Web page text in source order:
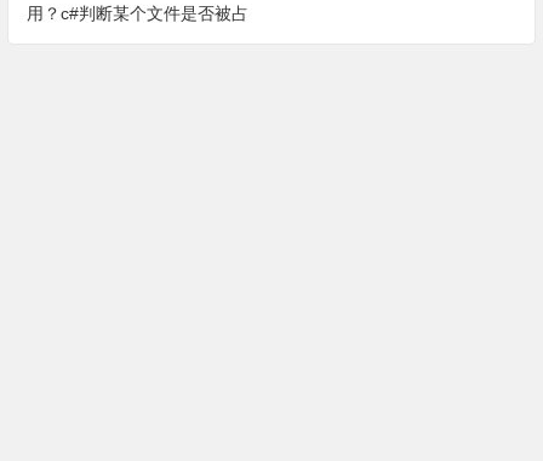
用？c#判断某个文件是否被占
用方法（完整源代码）